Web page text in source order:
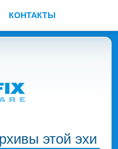
этой эхи
КОНТАКТЫ